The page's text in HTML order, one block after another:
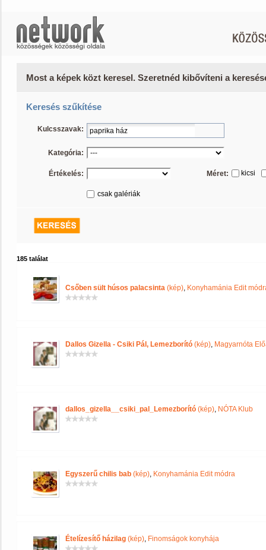
Most a képek közt keresel. Szeretnéd kibővíteni a
Keresés szűkítése
Kulcsszavak:
Kategória:
Értékelés: Méret: kicsi
csak galériák
185 találat
Csőben sült húsos palacsinta (kép), Konyhamánia Edit
Dallos Gizella - Csiki Pál, Lemezborító (kép), Magyarnóta
dallos_gizella__csiki_pal_Lemezborító (kép), NÓTA Klub
Egyszerű chilis bab (kép), Konyhamánia Edit módra
Ételízesítő házilag (kép), Finomságok konyhája